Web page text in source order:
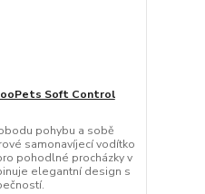
Soft Control
pohybu a sobě
samonavíjecí vodítko
pohodlné procházky v
elegantní design s